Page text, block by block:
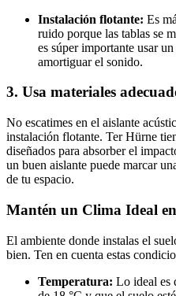
Instalación flotante: Es
ruido porque las tablas se
es súper importante usar
amortiguar el sonido.
3. Usa materiales
No escatimes en el aislante
instalación flotante. Ter Hürne
diseñados para absorber el
un buen aislante puede marcar
de tu espacio.
Mantén un Clima Ideal
El ambiente donde instalas el
bien. Ten en cuenta estas
Temperatura: Lo ideal es